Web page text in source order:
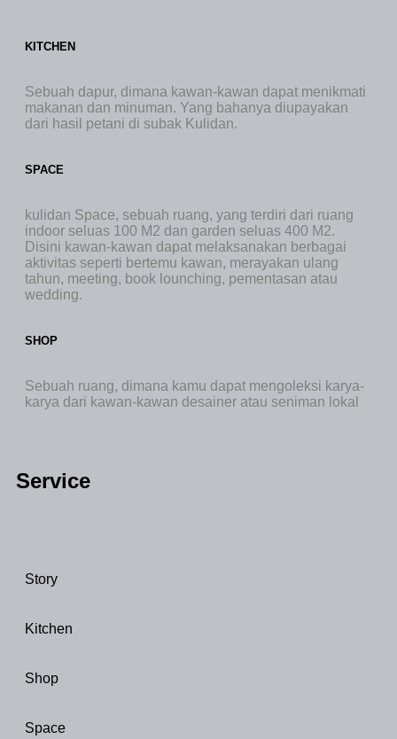
KITCHEN
Sebuah dapur, dimana kawan-kawan dapat menikmati
makanan dan minuman. Yang bahanya diupayakan
dari hasil petani di subak Kulidan.
SPACE
kulidan Space, sebuah ruang, yang terdiri dari ruang
indoor seluas 100 M2 dan garden seluas 400 M2.
Disini kawan-kawan dapat melaksanakan berbagai
aktivitas seperti bertemu kawan, merayakan ulang
tahun, meeting, book lounching, pementasan atau
wedding.
SHOP
Sebuah ruang, dimana kamu dapat mengoleksi karya-
karya dari kawan-kawan desainer atau seniman lokal
Service
Story
Kitchen
Shop
Space